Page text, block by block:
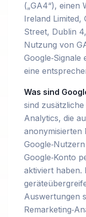
(„GA4“), einen
Ireland
Street, Dublin
Nutzung von
eine
Was sind
sind
Analytics, die
anonymisierten
Google‑Konto
aktiviert haben.
Auswertungen